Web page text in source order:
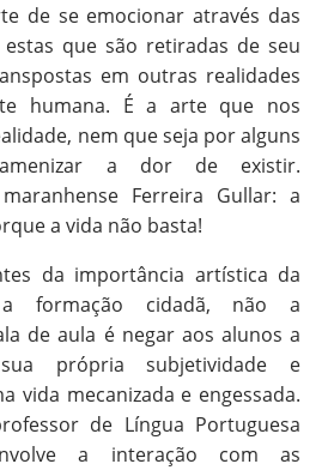
de se emocionar através das
estas que são retiradas de seu
em outras realidades
humana. É a arte que nos
nem que seja por alguns
a dor de existir.
Ferreira Gullar: a
a vida não basta!
da importância artística da
formação cidadã, não a
de aula é negar aos alunos a
própria subjetividade e
vida mecanizada e engessada.
de Língua Portuguesa
a interação com as